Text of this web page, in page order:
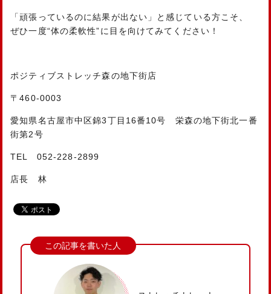
「頑張っているのに結果が出ない」と感じている方こそ、
ぜひ一度“体の柔軟性”に目を向けてみてください！
ポジティブストレッチ森の地下街店
〒460-0003
愛知県名古屋市中区錦3丁目16番10号 栄森の地下街北一番
街第2号
TEL 052-228-2899
店長 林